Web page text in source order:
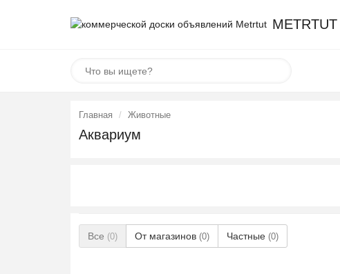
METRTUT
Главная Животные
Аквариум
Все (0) От магазинов (0) Частные (0)